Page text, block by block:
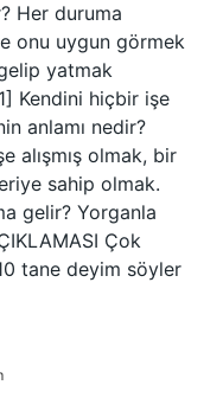
Her duruma
onu uygun görmek
yatmak
Kendini hiçbir işe
anlamı nedir?
alışmış olmak, bir
sahip olmak.
gelir? Yorganla
Çok
tane deyim söyler